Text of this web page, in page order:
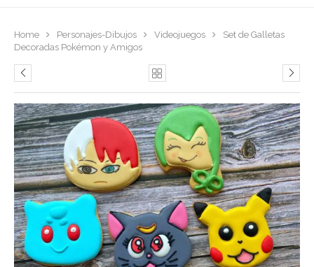
Home Personajes-Dibujos Videojuegos
Set de Galletas
Decoradas Pokémon y Amigos